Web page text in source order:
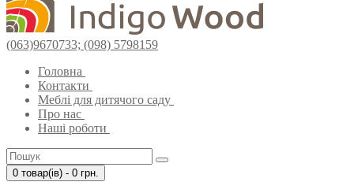
(063)9670733; (098) 5798159
Головна
Контакти
Меблі для дитячого саду
Про нас
Наші роботи
0 товар(ів) - 0 грн.